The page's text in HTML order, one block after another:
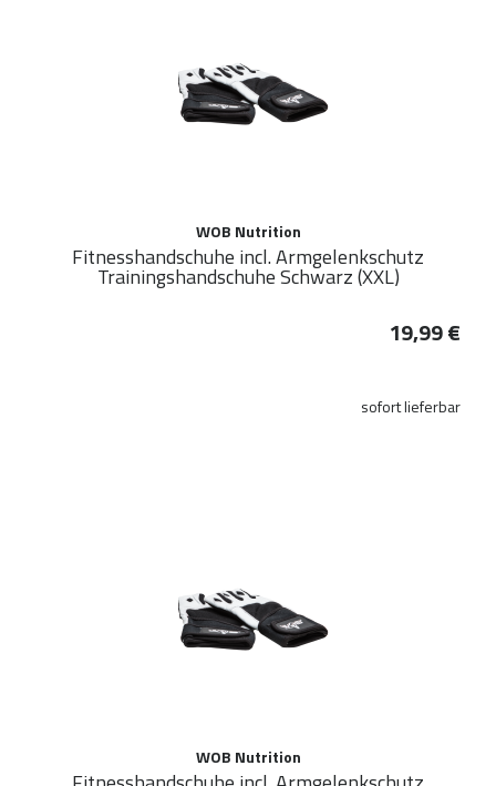
WOB Nutrition
Fitnesshandschuhe incl. Armgelenkschutz
Trainingshandschuhe Schwarz (XXL)
19,99 €
sofort lieferbar
WOB Nutrition